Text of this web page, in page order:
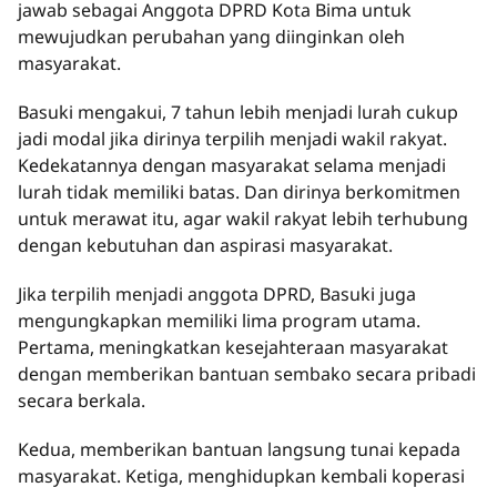
jawab sebagai Anggota DPRD Kota Bima untuk
mewujudkan perubahan yang diinginkan oleh
masyarakat.
Basuki mengakui, 7 tahun lebih menjadi lurah cukup
jadi modal jika dirinya terpilih menjadi wakil rakyat.
Kedekatannya dengan masyarakat selama menjadi
lurah tidak memiliki batas. Dan dirinya berkomitmen
untuk merawat itu, agar wakil rakyat lebih terhubung
dengan kebutuhan dan aspirasi masyarakat.
Jika terpilih menjadi anggota DPRD, Basuki juga
mengungkapkan memiliki lima program utama.
Pertama, meningkatkan kesejahteraan masyarakat
dengan memberikan bantuan sembako secara pribadi
secara berkala.
Kedua, memberikan bantuan langsung tunai kepada
masyarakat. Ketiga, menghidupkan kembali koperasi